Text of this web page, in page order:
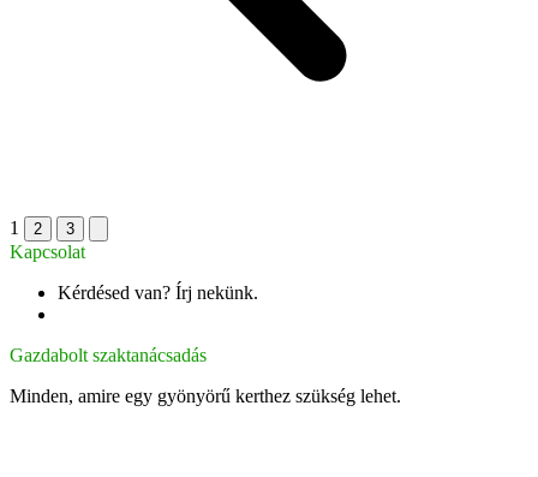
1 2 3
Kapcsolat
Kérdésed van? Írj nekünk.
Gazdabolt szaktanácsadás
Minden, amire egy gyönyörű kerthez szükség lehet.